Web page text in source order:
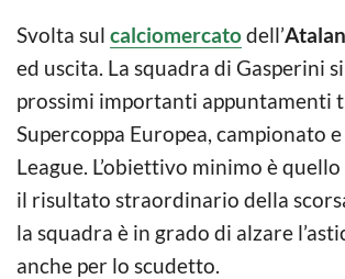
Svolta sul calciomercatodell’
ed uscita. La squadra di Gasperini
prossimi importanti appuntamenti
Supercoppa Europea, campionato
League. L’obiettivo minimo è
il risultato straordinario della
la squadra è in grado di alzare
anche per lo scudetto.